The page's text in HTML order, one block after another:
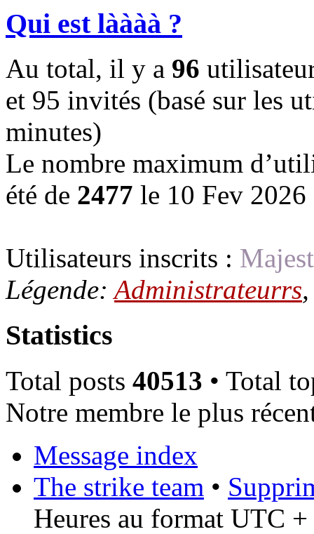
Qui est làààà ?
Au total, il y a 96
et 95 invités (basé sur les
minutes)
Le nombre maximum
été de 2477 le 10 Fev
Utilisateurs inscrits :
Légende:Administrateurrs
Statistics
Total posts 40513 • Total
Notre membre le plus
Message index
The strike team •
Heures au format UTC